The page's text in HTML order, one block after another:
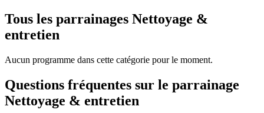
Tous les parrainages Nettoyage &
entretien
Aucun programme dans cette catégorie pour le moment.
Questions fréquentes sur le parrainage
Nettoyage & entretien